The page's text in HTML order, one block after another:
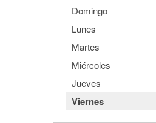
Domingo
Lunes
Martes
Miércoles
Jueves
Viernes